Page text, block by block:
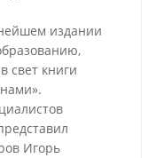
издании
свет книги
Игорь